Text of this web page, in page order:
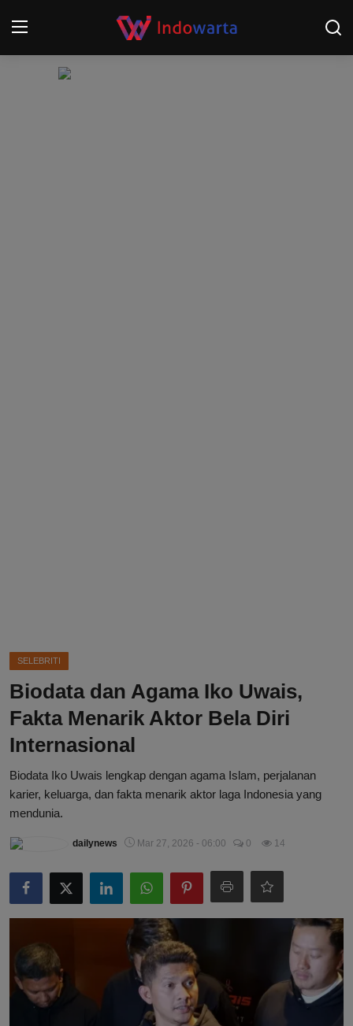
SELEBRITI
Biodata dan Agama Iko Uwais,
Fakta Menarik Aktor Bela Diri
Internasional
Biodata Iko Uwais lengkap dengan agama Islam, perjalanan
karier, keluarga, dan fakta menarik aktor laga Indonesia yang
mendunia.
dailynews Mar 27, 2026 - 06:00 0 14